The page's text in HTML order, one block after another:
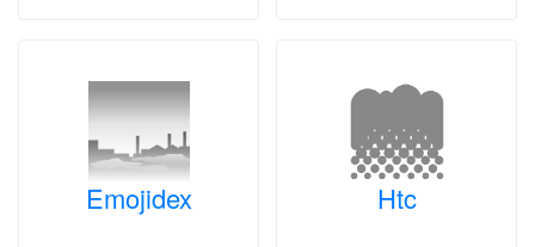
Emojidex Htc